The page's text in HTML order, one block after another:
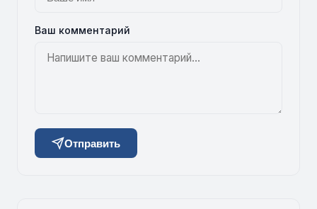
Ваш комментарий
Отправить